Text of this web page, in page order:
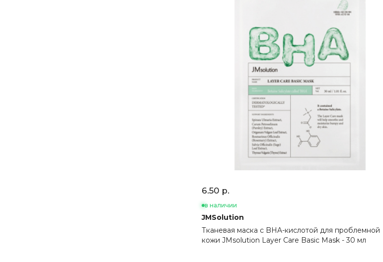
6.50 р.
в наличии
JMSolution
Тканевая маска с BHA-кислотой для проблемной
кожи JMsolution Layer Care Basic Mask - 30 мл